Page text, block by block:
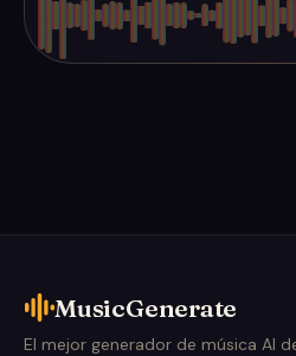
MusicGenerate
El mejor generador de música AI